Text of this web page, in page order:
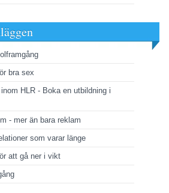
bra sex
HLR - Boka en utbildning i
- mer än bara reklam
som varar länge
att gå ner i vikt